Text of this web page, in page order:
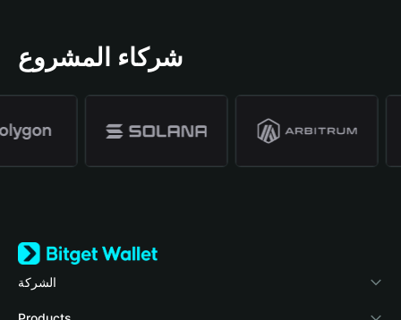
شركاء المشروع
الشركة